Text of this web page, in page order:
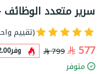
سرير متعدد
(تقييم
577
799 وفر
متوفر